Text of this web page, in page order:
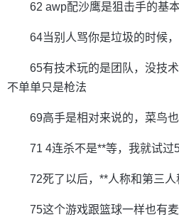
62 awp配沙鹰是狙击手的基
64当别人骂你是垃圾的时候
65有技术玩的是团队，没技
不单单只是枪法
69高手是相对来说的，菜鸟
71 4连杀不是**等，我就试过
72死了以后，**人称和第三
75这个游戏跟篮球一样也有